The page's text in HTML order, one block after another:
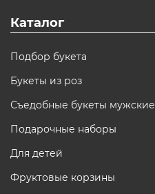
Каталог
Подбор букета
Букеты из роз
Съедобные букеты мужские
Подарочные наборы
Для детей
Фруктовые корзины